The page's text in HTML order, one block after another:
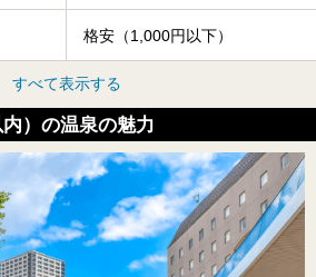
格安（1,000円以下）
すべて表示する
）の温泉の魅力